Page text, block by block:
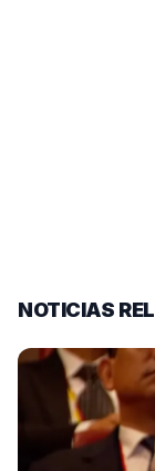
NOTICIAS